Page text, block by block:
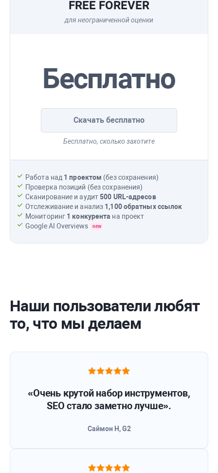
FREE FOREVER
для неограниченной оценки
Бесплатно
Скачать бесплатно
Бесплатно, сколько захотите
Работа над 1 проектом (без сохранения)
Проверка позиций (без сохранения)
Сканирование и аудит500 URL-адресов
Отслеживание и анализ 1,100обратных ссылок
Мониторинг 1 конкурента на проект
Google AI Overviews
new
Наши пользователи любят
то, что мы делаем
«Очень крутой набор инструментов,
SEO стало заметно лучше».
Саймон Н, G2